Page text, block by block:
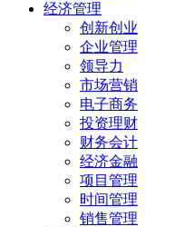
经济管理
创新创业
企业管理
领导力
市场营销
电子商务
投资理财
财务会计
经济金融
项目管理
时间管理
销售管理